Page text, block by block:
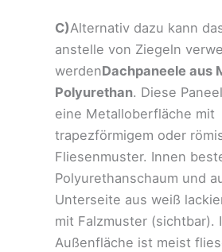
C)Alternativ dazu kann
anstelle von Ziegeln
werdenDachpaneele aus
Polyurethan. Diese
eine Metalloberfläche mit
trapezförmigem oder
Fliesenmuster. Innen
Polyurethanschaum und
Unterseite aus weiß
mit Falzmuster (sichtbar).
Außenfläche ist meist